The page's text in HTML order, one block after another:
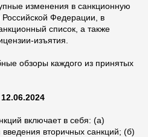
изменения в санкционную
Федерации, в
список, а также
изъятия.
обзоры каждого из принятых
включает в себя: (а)
вторичных санкций; (б)